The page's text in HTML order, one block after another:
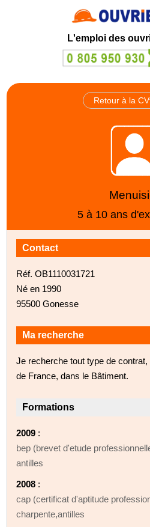
L'emploi des
Retour à la
5 à 10 ans
Contact
Réf. OB1110031721
Né en 1990
95500 Gonesse
Ma recherche
Je recherche tout type de
de France, dans le Bâtiment.
Formations
2009 :
bep (brevet d'etude
antilles
2008 :
cap (certificat d'aptitude
charpente,antilles